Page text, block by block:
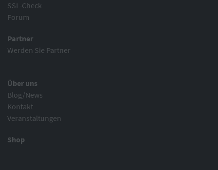
SSL-Check
Forum
Partner
Werden Sie Partner
Über uns
Blog/News
Kontakt
Veranstaltungen
Shop